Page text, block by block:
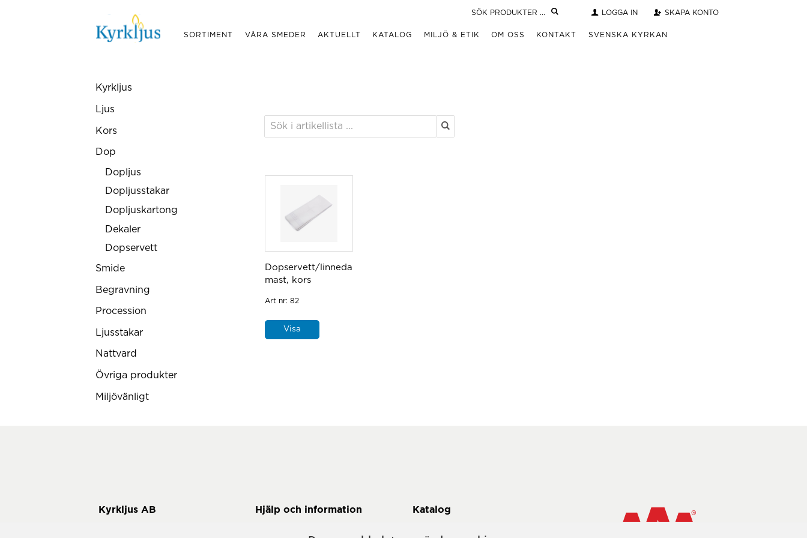
LOGGA IN SKAPA KONTO
SORTIMENT VÅRA SMEDER AKTUELLT KATALOG MILJÖ & ETIK OM OSS KONTAKT SVENSKA KYRKAN
Kyrkljus
Ljus
Kors
Dop
Dopljus
Dopljusstakar
Dopljuskartong
Dekaler
Dopservett
Smide
Begravning
Procession
Ljusstakar
Nattvard
Övriga produkter
Miljövänligt
Dopservett/linneda
mast, kors
Art nr: 82
Visa
Hjälp och information Katalog